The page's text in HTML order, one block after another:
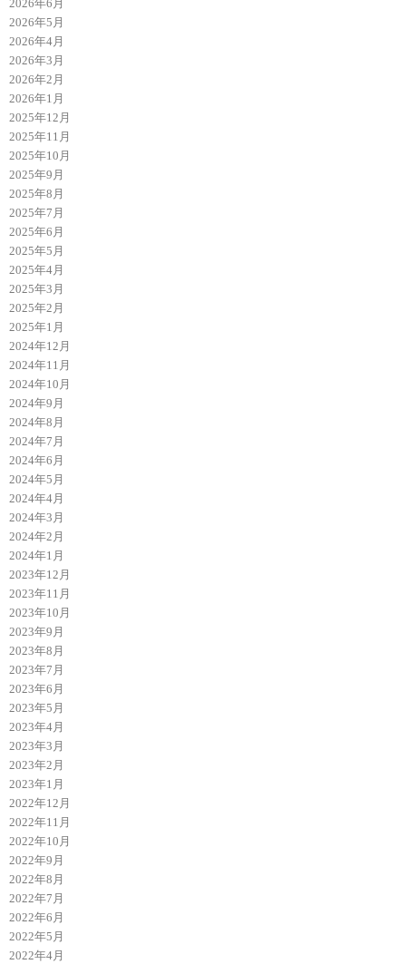
2026年6月
2026年5月
2026年4月
2026年3月
2026年2月
2026年1月
2025年12月
2025年11月
2025年10月
2025年9月
2025年8月
2025年7月
2025年6月
2025年5月
2025年4月
2025年3月
2025年2月
2025年1月
2024年12月
2024年11月
2024年10月
2024年9月
2024年8月
2024年7月
2024年6月
2024年5月
2024年4月
2024年3月
2024年2月
2024年1月
2023年12月
2023年11月
2023年10月
2023年9月
2023年8月
2023年7月
2023年6月
2023年5月
2023年4月
2023年3月
2023年2月
2023年1月
2022年12月
2022年11月
2022年10月
2022年9月
2022年8月
2022年7月
2022年6月
2022年5月
2022年4月